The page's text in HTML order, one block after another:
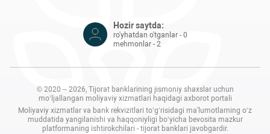
Hozir saytda:
ro'yhatdan o'tganlar - 0
mehmonlar - 2
© 2020 – 2026, Tijorat banklarining jismoniy shaxslar uchun
mo‘ljallangan moliyaviy xizmatlari haqidagi axborot portali
Moliyaviy xizmatlar va bank rekvizitlari to‘g‘risidagi ma'lumotlarning o‘z
muddatida yangilanishi va haqqoniyligi bo‘yicha bevosita mazkur
platformaning ishtirokchilari - tijorat banklari javobgardir.